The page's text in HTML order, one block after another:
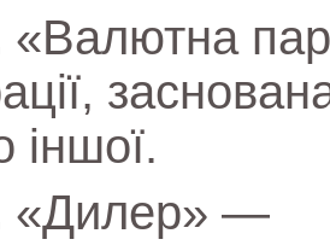
«Валютна
іншої.
«Дилер» —